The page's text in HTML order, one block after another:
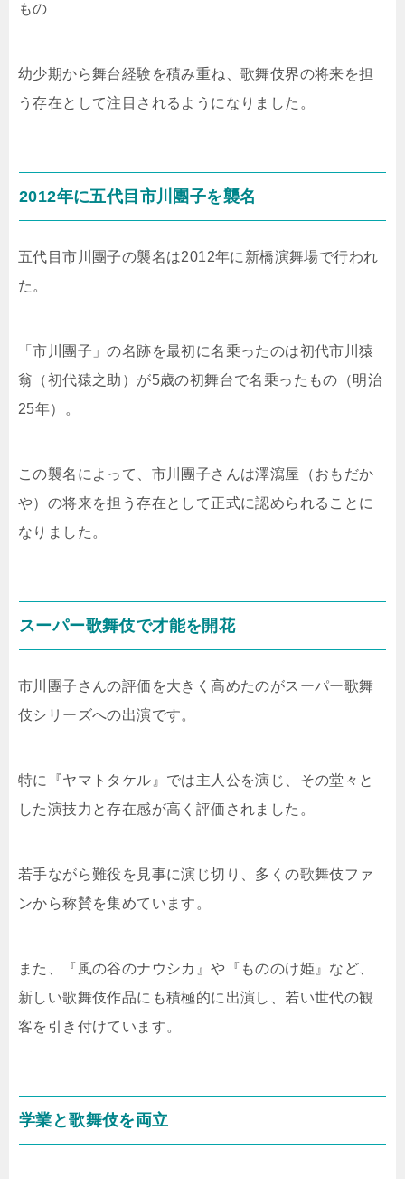
もの
幼少期から舞台経験を積み重ね、歌舞伎界の将来を担
う存在として注目されるようになりました。
2012年に五代目市川團子を襲名
五代目市川團子の襲名は2012年に新橋演舞場で行われ
た。
「市川團子」の名跡を最初に名乗ったのは初代市川猿
翁（初代猿之助）が5歳の初舞台で名乗ったもの（明治
25年）。
この襲名によって、市川團子さんは澤瀉屋（おもだか
や）の将来を担う存在として正式に認められることに
なりました。
スーパー歌舞伎で才能を開花
市川團子さんの評価を大きく高めたのがスーパー歌舞
伎シリーズへの出演です。
特に『ヤマトタケル』では主人公を演じ、その堂々と
した演技力と存在感が高く評価されました。
若手ながら難役を見事に演じ切り、多くの歌舞伎ファ
ンから称賛を集めています。
また、『風の谷のナウシカ』や『もののけ姫』など、
新しい歌舞伎作品にも積極的に出演し、若い世代の観
客を引き付けています。
学業と歌舞伎を両立